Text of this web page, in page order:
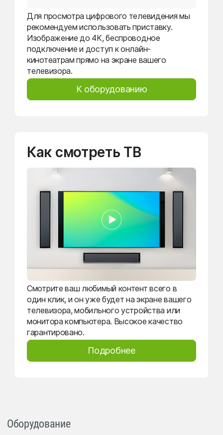
Для просмотра цифрового телевидения мы
рекомендуем использовать приставку.
Изображение до 4K, беспроводное
подключение и доступ к онлайн-
кинотеатрам прямо на экране вашего
телевизора.
К оборудованию
Как смотреть ТВ
Смотрите ваш любимый контент всего в
один клик, и он уже будет на экране вашего
телевизора, мобильного устройства или
монитора компьютера. Высокое качество
гарантировано.
Подробнее
Оборудование